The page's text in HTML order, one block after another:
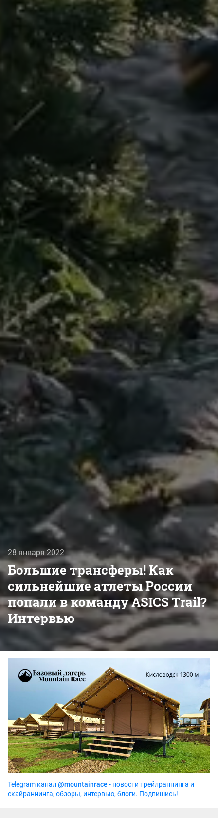
28 января 2022
Большие трансферы! Как
сильнейшие атлеты России
попали в команду ASICS Trail?
Интервью
Telegram канал @mountainrace - новости трейлраннинга и
скайраннинга, обзоры, интервью, блоги. Подпишись!